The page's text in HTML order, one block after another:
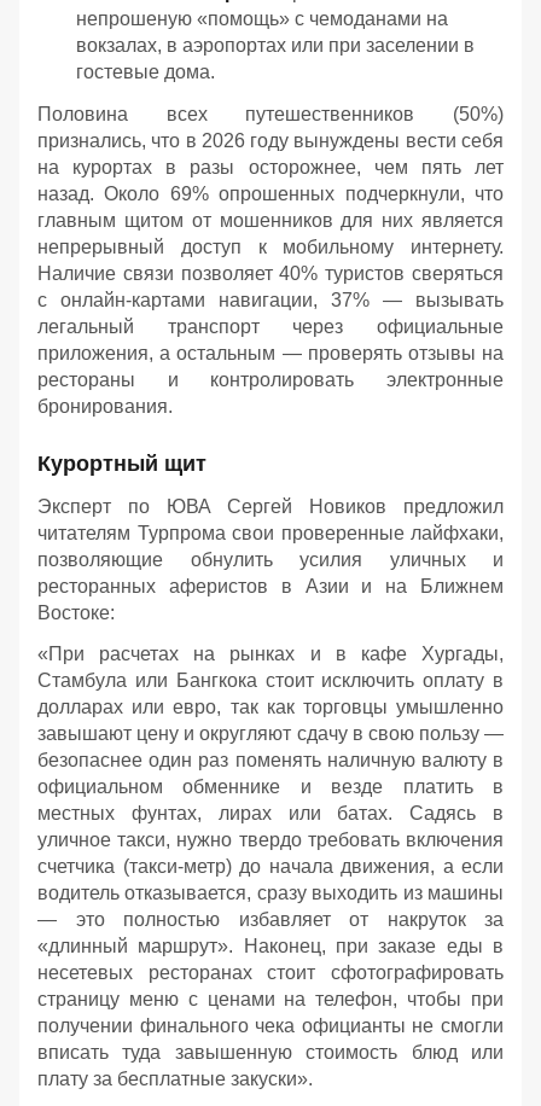
непрошеную «помощь» с чемоданами на
вокзалах, в аэропортах или при заселении в
гостевые дома.
Половина всех путешественников (50%)
признались, что в 2026 году вынуждены вести себя
на курортах в разы осторожнее, чем пять лет
назад. Около 69% опрошенных подчеркнули, что
главным щитом от мошенников для них является
непрерывный доступ к мобильному интернету.
Наличие связи позволяет 40% туристов сверяться
с онлайн-картами навигации, 37% — вызывать
легальный транспорт через официальные
приложения, а остальным — проверять отзывы на
рестораны и контролировать электронные
бронирования.
Курортный щит
Эксперт по ЮВА Сергей Новиков предложил
читателям Турпрома свои проверенные лайфхаки,
позволяющие обнулить усилия уличных и
ресторанных аферистов в Азии и на Ближнем
Востоке:
«При расчетах на рынках и в кафе Хургады,
Стамбула или Бангкока стоит исключить оплату в
долларах или евро, так как торговцы умышленно
завышают цену и округляют сдачу в свою пользу —
безопаснее один раз поменять наличную валюту в
официальном обменнике и везде платить в
местных фунтах, лирах или батах. Садясь в
уличное такси, нужно твердо требовать включения
счетчика (такси-метр) до начала движения, а если
водитель отказывается, сразу выходить из машины
— это полностью избавляет от накруток за
«длинный маршрут». Наконец, при заказе еды в
несетевых ресторанах стоит сфотографировать
страницу меню с ценами на телефон, чтобы при
получении финального чека официанты не смогли
вписать туда завышенную стоимость блюд или
плату за бесплатные закуски».